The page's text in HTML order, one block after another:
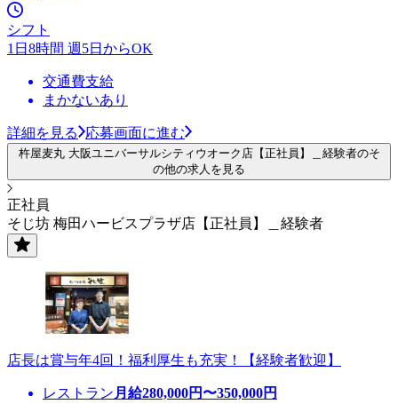
シフト
1日8時間 週5日からOK
交通費支給
まかないあり
詳細を見る 応募画面に進む
杵屋麦丸 大阪ユニバーサルシティウオーク店【正社員】＿経験者のそ
の他の求人を見る
正社員
そじ坊 梅田ハービスプラザ店【正社員】＿経験者
店長は賞与年4回！福利厚生も充実！【経験者歓迎】
レストラン 月給280,000円〜350,000円